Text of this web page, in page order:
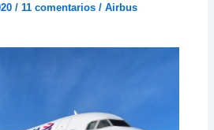
/11 comentarios /Airbus